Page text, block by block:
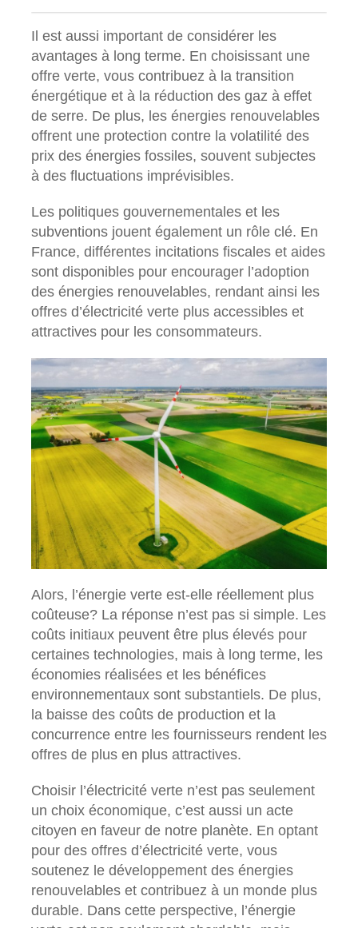
Il est aussi important de considérer les
avantages à long terme. En choisissant une
offre verte, vous contribuez à la transition
énergétique et à la réduction des gaz à effet
de serre. De plus, les énergies renouvelables
offrent une protection contre la volatilité des
prix des énergies fossiles, souvent subjectes
à des fluctuations imprévisibles.
Les politiques gouvernementales et les
subventions jouent également un rôle clé. En
France, différentes incitations fiscales et aides
sont disponibles pour encourager l’adoption
des énergies renouvelables, rendant ainsi les
offres d’électricité verte plus accessibles et
attractives pour les consommateurs.
Alors, l’énergie verte est-elle réellement plus
coûteuse? La réponse n’est pas si simple. Les
coûts initiaux peuvent être plus élevés pour
certaines technologies, mais à long terme, les
économies réalisées et les bénéfices
environnementaux sont substantiels. De plus,
la baisse des coûts de production et la
concurrence entre les fournisseurs rendent les
offres de plus en plus attractives.
Choisir l’électricité verte n’est pas seulement
un choix économique, c’est aussi un acte
citoyen en faveur de notre planète. En optant
pour des offres d’électricité verte, vous
soutenez le développement des énergies
renouvelables et contribuez à un monde plus
durable. Dans cette perspective, l’énergie